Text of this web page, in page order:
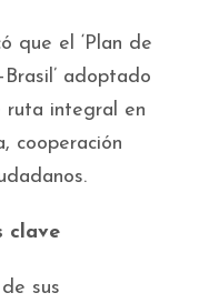
que el ‘Plan de
adoptado
ruta integral en
cooperación
clave
sus